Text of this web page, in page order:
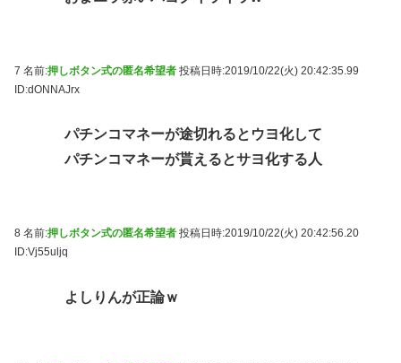
7 名前:押しボタン式の匿名希望者 投稿日時:2019/10/22(火) 20:42:35.99
ID:dONNAJrx
パチンコマネーが途切れるとウヨ化して
パチンコマネーが貰えるとサヨ化する人
8 名前:押しボタン式の匿名希望者 投稿日時:2019/10/22(火) 20:42:56.20
ID:Vj55uljq
よしりんが正論ｗ